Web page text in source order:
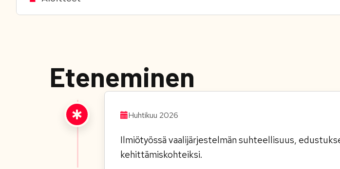
Eteneminen
Huhtikuu 2026
Ilmiötyössä vaalijärjestelmän suhteellisuus,
kehittämiskohteiksi.